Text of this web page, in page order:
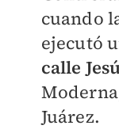
cuando
ejecutó
calle
Juárez.